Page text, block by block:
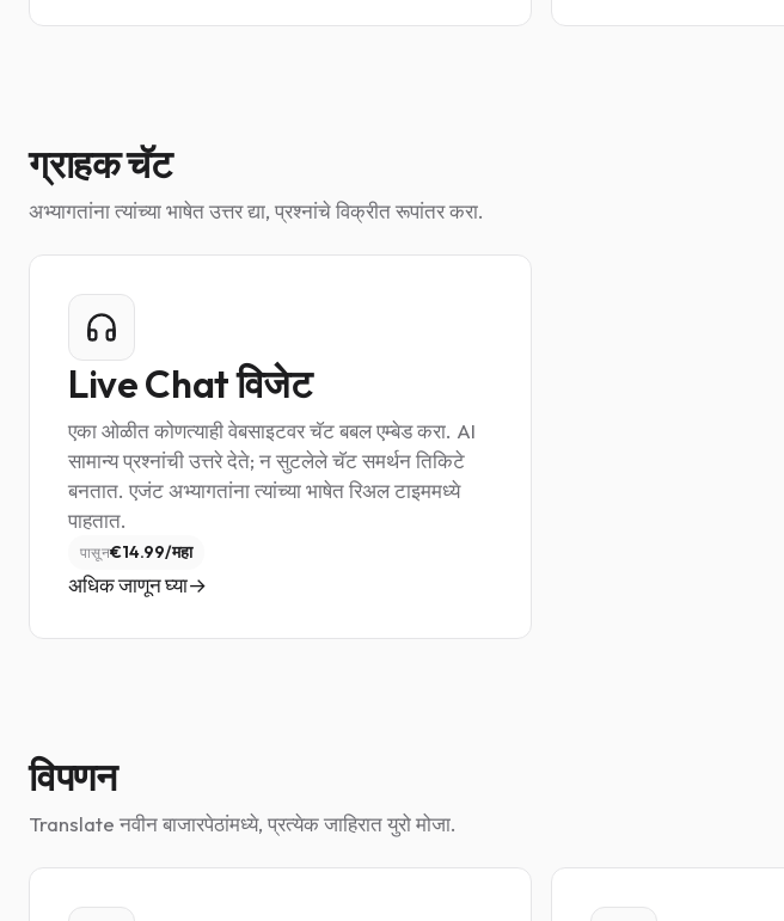
ग्राहक चॅट
अभ्यागतांना त्यांच्या भाषेत उत्तर द्या, प्रश्नांचे विक्रीत रूपांतर करा.
Live Chat विजेट
एका ओळीत कोणत्याही वेबसाइटवर चॅट बबल एम्बेड करा. AI
सामान्य प्रश्नांची उत्तरे देते; न सुटलेले चॅट समर्थन तिकिटे
बनतात. एजंट अभ्यागतांना त्यांच्या भाषेत रिअल टाइममध्ये
पाहतात.
पासून€14.99/महा
अधिक जाणून घ्या
विपणन
Translate नवीन बाजारपेठांमध्ये, प्रत्येक जाहिरात युरो मोजा.